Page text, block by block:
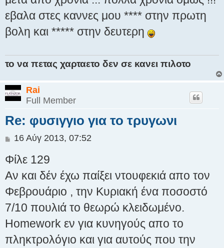
εβαλα στες καννες μου **** στην πρωτη
βολη και ***** στην δευτερη
το να πετας χαρταετο δεν σε κανει πιλοτο
Rai
Full Member
Re: φυσιγγιο για το τρυγωνι
Δ
μ
σ
ί
ε
υ
σ
16 Αύγ 2013, 07:52
Φίλε 129
Αν και δέν έχω παίξει ντουφεκιά απο τον
Φεβρουάριο , την Κυριακή ένα ποσοστό
7/10 πουλιά το θεωρώ κλειδωμένο.
Homework εν για κυνηγούς απο το
πληκτρολόγιο και για αυτούς που την